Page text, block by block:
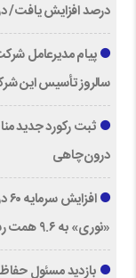
درصد افزایش یافت/ درآمد ۱۸۰ همتی
پیام مدیرعامل
سالروز تأسیس این
ثبت رکورد جدید
درون‌چاهی
«نوری» به ۹.۶ همت رسید
بازدید مسئول